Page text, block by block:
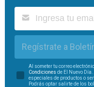
Regístrate a
Al someter tu correo
Condiciones de El Nuevo
especiales de productos o
Podrás optar salirte de los